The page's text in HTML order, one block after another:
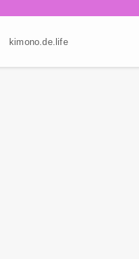
kimono.de.life